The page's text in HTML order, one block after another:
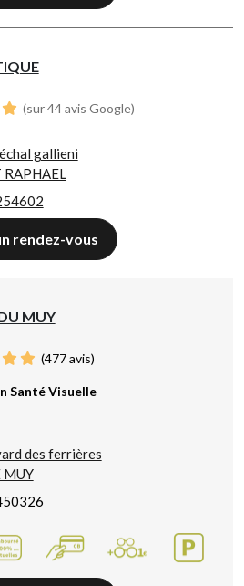
(sur 44 avis Google)
gallieni
rendez-vous
MUY
(477avis)
Santé Visuelle
des ferrières
MUY